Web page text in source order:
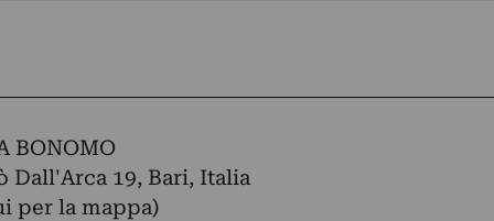
BONOMO
Dall'Arca 19, Bari, Italia
per la mappa)